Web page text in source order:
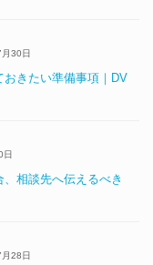
30日
きたい準備事項｜DV
日
相談先へ伝えるべき
28日